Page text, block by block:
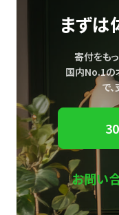
まずは
寄付をも
国内No.1の
で、
お問い